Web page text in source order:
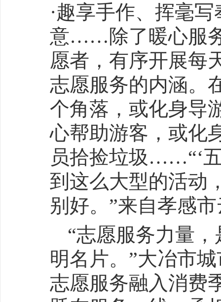
·趣享手作、挥毫
意……除了暖心服
愿者，有序开展每
志愿服务的内涵。
个角落，或化身导
心帮助游客，或化
员拾捡垃圾……“‘
到这么大型的活动
别好。”来自孝感
“志愿服务力量
明名片。”大冶市
志愿服务融入消费